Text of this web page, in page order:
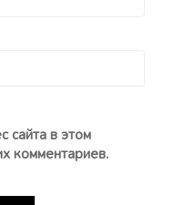
сайта в этом
комментариев.